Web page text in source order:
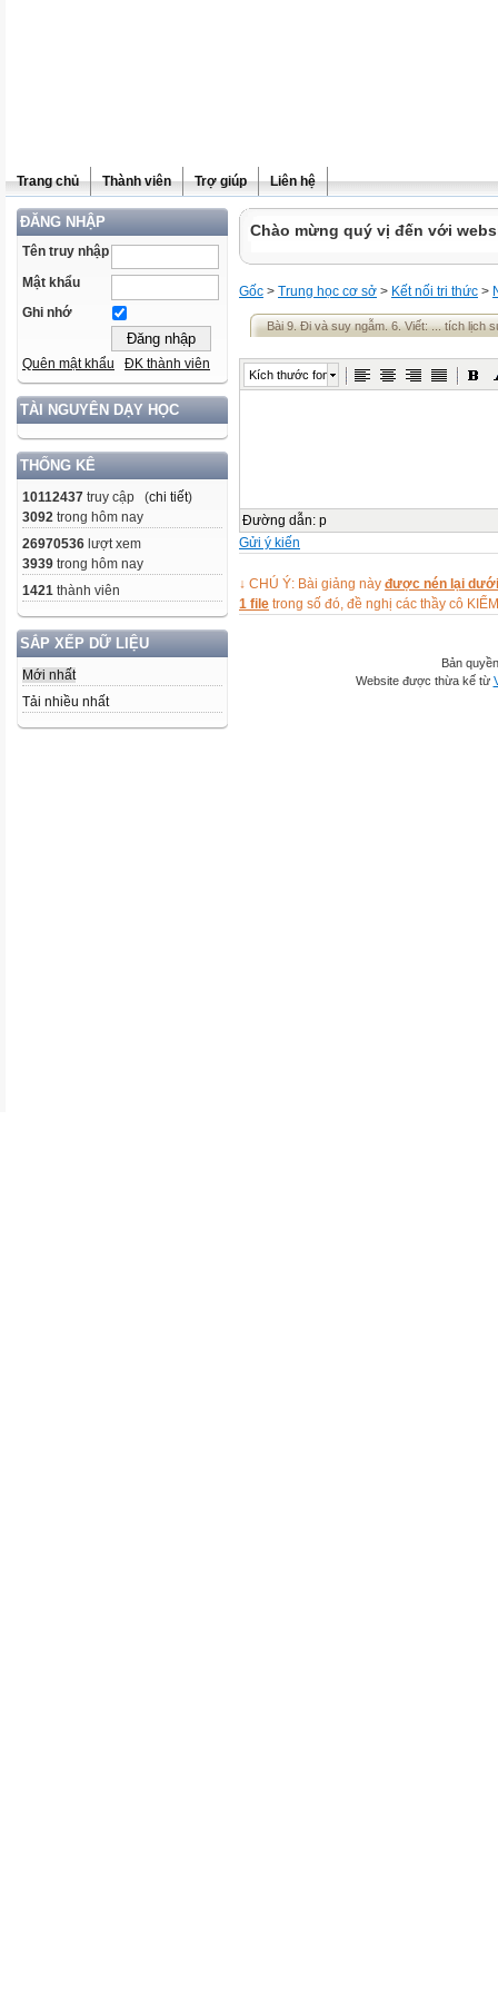
Trang chủ Thành viên Trợ giúp Liên hệ
ĐĂNG NHẬP
Tên truy nhập
Mật khẩu
Ghi nhớ
Quên mật khẩu ĐK thành viên
TÀI NGUYÊN DẠY HỌC
THỐNG KÊ
10112437 truy cập (chi tiết)
3092 trong hôm nay
26970536 lượt xem
3939 trong hôm nay
1421 thành viên
SẮP XẾP DỮ LIỆU
Mới nhất
Tải nhiều nhất
Chào mừng quý vị đến với
Gốc > Trung học cơ sở > Kết nối tri thức >
Bài 9. Đi và suy ngẫm. 6. Viết: ... tích lịch
Kích thước font
Đường dẫn: p
Gửi ý kiến
↓ CHÚ Ý: Bài giảng này được nén lại
1 file trong số đó, đề nghị các thầy cô
Bản
Website được thừa kế từ